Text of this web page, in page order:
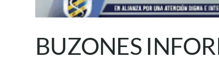
BUZONES